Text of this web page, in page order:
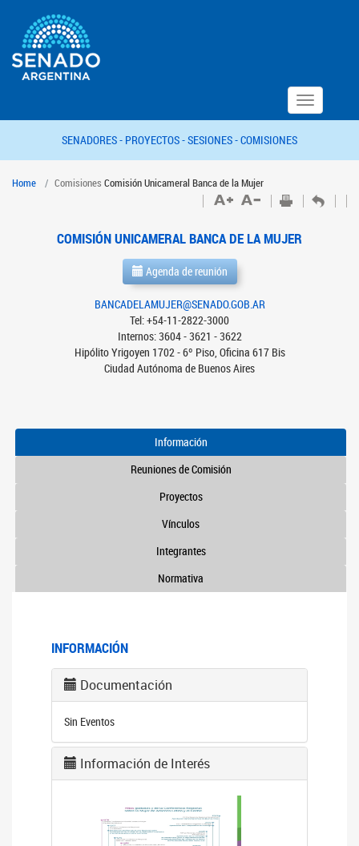
Toggle
navigation
SENADORES - PROYECTOS -SESIONES -COMISIONES
Home Comisiones Comisión Unicameral Banca de la Mujer
COMISIÓN UNICAMERAL BANCA DE LA MUJER
Agenda de reunión
BANCADELAMUJER@SENADO.GOB.AR
Tel: +54-11-2822-3000
Internos: 3604 - 3621 - 3622
Hipólito Yrigoyen 1702 - 6º Piso, Oficina 617 Bis
Ciudad Autónoma de Buenos Aires
Información
Reuniones de Comisión
Proyectos
Vínculos
Integrantes
Normativa
INFORMACIÓN
Documentación
Sin Eventos
Información de Interés